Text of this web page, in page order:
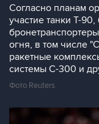
Согласно планам
участие танки Т-
огня, в том числе
ракетные
системы С-300 и
Фото Reuters